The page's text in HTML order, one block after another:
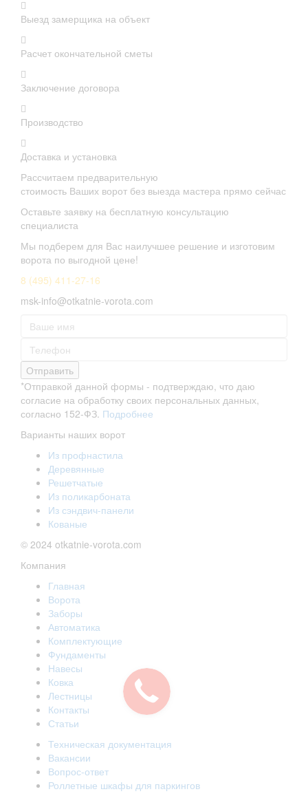
Выезд замерщика на объект
Расчет окончательной сметы
Заключение договора
Производство
Доставка и установка
Рассчитаем предварительную
стоимость Ваших ворот без выезда мастера прямо сейчас
Оставьте заявку на бесплатную консультацию
специалиста
Мы подберем для Вас наилучшее решение и изготовим
ворота по выгодной цене!
8 (495) 411-27-16
msk-info@otkatnie-vorota.com
Отправить
*Отправкой данной формы - подтверждаю, что даю
согласие на обработку своих персональных данных,
согласно 152-ФЗ. Подробнее
Варианты наших ворот
Из профнастила
Деревянные
Решетчатые
Из поликарбоната
Из сэндвич-панели
Кованые
© 2024 otkatnie-vorota.com
Компания
Главная
Ворота
Заборы
Автоматика
Комплектующие
Фундаменты
Навесы
Ковка
Лестницы
Контакты
Статьи
Техническая документация
Вакансии
Вопрос-ответ
Роллетные шкафы для паркингов